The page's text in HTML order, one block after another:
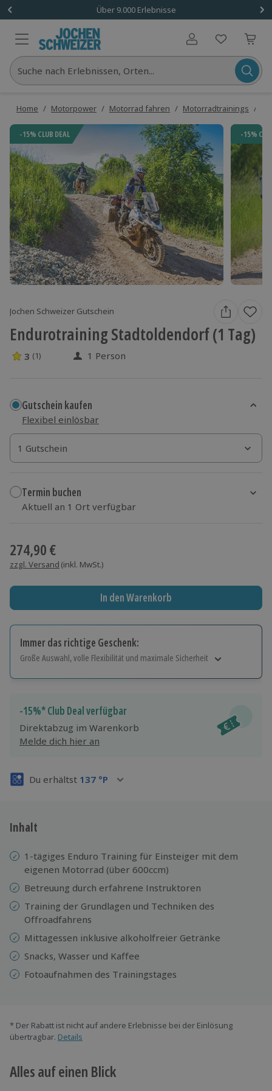
Über 9.000 Erlebnisse
Benutzerkonto
Suche nach Erlebnissen, Orten...
Home / Motorpower / Motorrad fahren / Motorradtrainings /
-15% CLUB DEAL -15%
Jochen Schweizer Gutschein
Endurotraining Stadtoldendorf (1 Tag)
3 Sterne von 5 aus 1 Bewertungen
3 (1) 1 Person
Gutschein kaufen
Flexibel einlösbar
1 Gutschein
1 Gutschein
1 Gutschein
Termin buchen
Aktuell an 1 Ort verfügbar
274,90 €
zzgl. Versand (inkl. MwSt.)
In den Warenkorb
Immer das richtige Geschenk:
Große Auswahl, volle Flexibilität und maximale Sicherheit
Jeder Gutschein für alle Erlebnisse einlösbar.
Maximale Sicherheit
3 Jahre gültig & verlängerbar.
-15%* Club Deal verfügbar
Direktabzug im Warenkorb
Melde dich hier an
Du erhältst 137 °P
Inhalt
1-tägiges Enduro Training für Einsteiger mit dem
eigenen Motorrad (über 600ccm)
Betreuung durch erfahrene Instruktoren
Training der Grundlagen und Techniken des
Offroadfahrens
Mittagessen inklusive alkoholfreier Getränke
Snacks, Wasser und Kaffee
Fotoaufnahmen des Trainingstages
* Der Rabatt ist nicht auf andere Erlebnisse bei der Einlösung
übertragbar. Details
Alles auf einen Blick